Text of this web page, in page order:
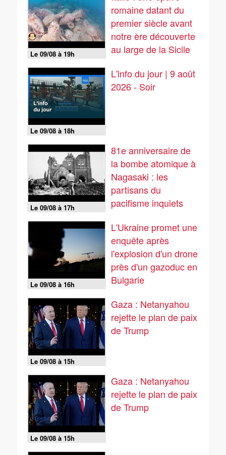
Le 09/08 à 19h
romaine datant du
premier siècle avant
notre ère découverte
au large de la Sicile
Le 09/08 à 18h
L'info du jour | 9 août
2026 - Soir
Le 09/08 à 17h
81e anniversaire de
la bombe atomique à
Nagasaki : les
partisans du
pacifisme inquiets
Le 09/08 à 16h
L'Ukraine promet une
enquête après
l'explosion d'un drone
près d'un gazoduc en
Bulgarie
Le 09/08 à 15h
Gaza : Netanyahou
rejette le plan de paix
de Trump
Le 09/08 à 15h
Gaza : Netanyahou
rejette le plan de paix
de Trump